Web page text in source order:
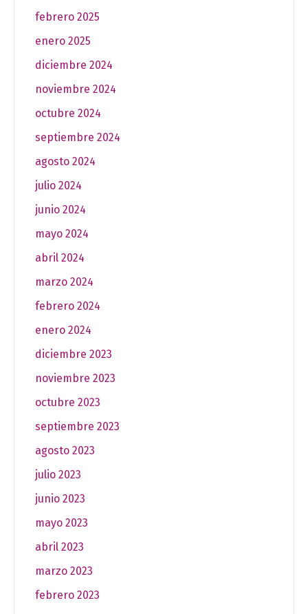
febrero 2025
enero 2025
diciembre 2024
noviembre 2024
octubre 2024
septiembre 2024
agosto 2024
julio 2024
junio 2024
mayo 2024
abril 2024
marzo 2024
febrero 2024
enero 2024
diciembre 2023
noviembre 2023
octubre 2023
septiembre 2023
agosto 2023
julio 2023
junio 2023
mayo 2023
abril 2023
marzo 2023
febrero 2023